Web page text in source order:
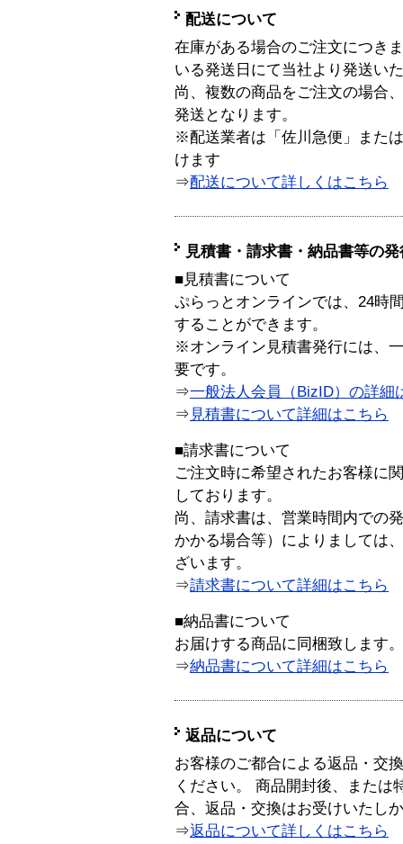
配送について
在庫がある場合のご注文につき
いる発送日にて当社より発送い
尚、複数の商品をご注文の場合
発送となります。
※配送業者は「佐川急便」また
けます
⇒配送について詳しくはこちら
見積書・請求書・納品書等の
■見積書について
ぷらっとオンラインでは、24時
することができます。
※オンライン見積書発行には、
要です。
⇒一般法人会員（BizID）の詳細
⇒ 見積書について詳細はこちら
■請求書について
ご注文時に希望されたお客様に
しております。
尚、請求書は、営業時間内での
かかる場合等）によりましては
ざいます。
⇒請求書について詳細はこちら
■納品書について
お届けする商品に同梱致します。
⇒納品書について詳細はこちら
返品について
お客様のご都合による返品・交
ください。 商品開封後、または
合、返品・交換はお受けいたし
⇒返品について詳しくはこちら